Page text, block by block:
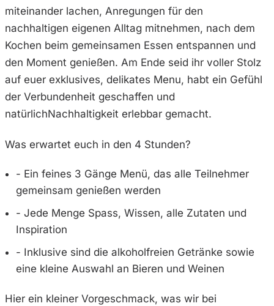
miteinander lachen, Anregungen für den
nachhaltigen eigenen Alltag mitnehmen, nach dem
Kochen beim gemeinsamen Essen entspannen und
den Moment genießen. Am Ende seid ihr voller Stolz
auf euer exklusives, delikates Menu, habt ein Gefühl
der Verbundenheit geschaffen und
natürlichNachhaltigkeit erlebbar gemacht.
Was erwartet euch in den 4 Stunden?
- Ein feines 3 Gänge Menü, das alle Teilnehmer
gemeinsam genießen werden
- Jede Menge Spass, Wissen, alle Zutaten und
Inspiration
- Inklusive sind die alkoholfreien Getränke sowie
eine kleine Auswahl an Bieren und Weinen
Hier ein kleiner Vorgeschmack, was wir bei